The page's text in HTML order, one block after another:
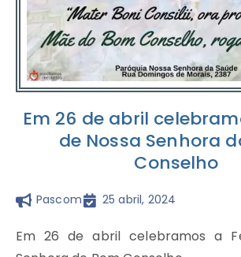
Em 26 de abril
de Nossa Senhora
Conselho
Pascom 25 abril, 2024
Em 26 de abril celebramos a